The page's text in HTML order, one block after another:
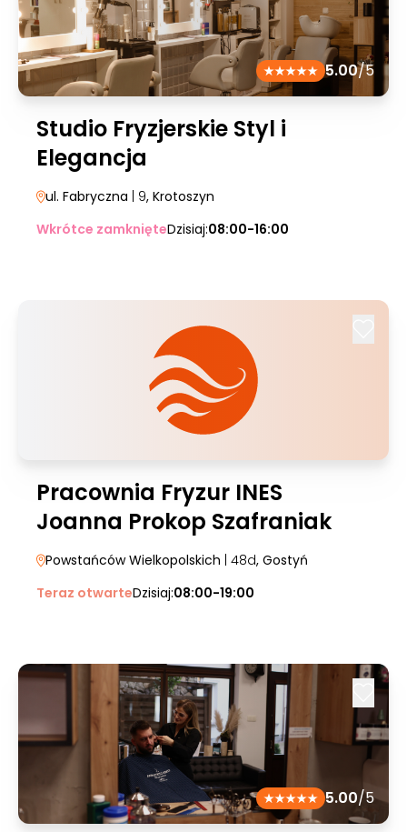
5.00/5
Studio Fryzjerskie Styl i
Elegancja
ul. Fabryczna | 9, Krotoszyn
Wkrótce zamknięteDzisiaj:08:00-16:00
Pracownia Fryzur INES
Joanna Prokop Szafraniak
Powstańców Wielkopolskich | 48d, Gostyń
Teraz otwarteDzisiaj:08:00-19:00
5.00/5